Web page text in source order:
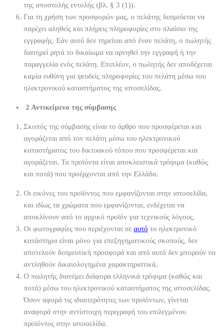
της αποστολής εντολής (βλ. § 3 (1)).
Για τη χρήση των προσφορών μας, ο πελάτης δεσμεύεται να
παρέχει αληθείς και πλήρεις πληροφορίες στο πλαίσιο της
εγγραφής. Εάν αυτό δεν τηρείται από έναν πελάτη, ο πωλητής
διατηρεί ρητά το δικαίωμα να αρνηθεί την εγγραφή ή την
παραγγελία ενός πελάτη. Επιπλέον, ο πωλητής δεν αποδέχεται
καμία ευθύνη για ψευδείς πληροφορίες του πελάτη μέσω του
ηλεκτρονικού καταστήματος της ιστοσελίδας.
2 Αντικείμενο της σύμβασης
Σκοπός της σύμβασης είναι το άρθρο που προσφέρεται και
αγοράζεται από τον πελάτη μέσω του ηλεκτρονικού
καταστήματος του δικτυακού τόπου που προσφέρεται και
αγοράζεται. Τα προϊόντα είναι αποκλειστικά τρόφιμα (καθώς
και ποτά) που προέρχονται από την Ελλάδα.
Οι εικόνες του προϊόντος που εμφανίζονται στην ιστοσελίδα,
και ιδίως τα χρώματα που εμφανίζονται, ενδέχεται να
αποκλίνουν από το αρχικό προϊόν για τεχνικούς λόγους.
Οι φωτογραφίες που περιέχονται σε αυτό το ηλεκτρονικό
κατάστημα είναι μόνο για επεξηγηματικούς σκοπούς, δεν
αποτελούν δεσμευτική προσφορά και από αυτό δεν μπορούν να
αντληθούν δικαιολογημένα χαρακτηριστικά.
Ο πωλητής διανέμει διάφορα ελληνικά τρόφιμα (καθώς και
ποτά) μέσω του ηλεκτρονικού καταστήματος της ιστοσελίδας.
Όσον αφορά τις ιδιαιτερότητες των προϊόντων, γίνεται
αναφορά στην αντίστοιχη περιγραφή του επιλεγμένου
προϊόντος στην ιστοσελίδα.